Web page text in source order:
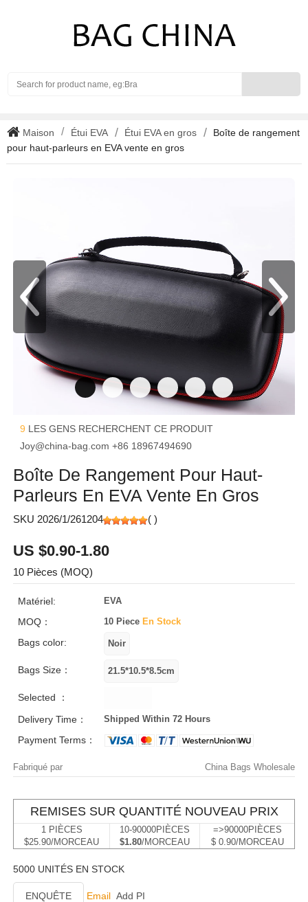
Maison Étui EVA Étui EVA en gros
Boîte de rangement
pour haut-parleurs en EVA vente en gros
9 LES GENS RECHERCHENT CE PRODUIT
Joy@china-bag.com +86 18967494690
Boîte De Rangement Pour Haut-
Parleurs En EVA Vente En Gros
SKU 2026/1/261204 ( )
US $0.90-1.80
10 Pièces (MOQ)
Matériel: EVA
MOQ： 10 Piece En Stock
Bags color:
Bags Size：
Selected ：
Delivery Time：
Shipped Within 72 Hours
Payment Terms：
Fabriqué par China Bags Wholesale
REMISES SUR QUANTITÉ NOUVEAU PRIX
1 PIÈCES
$25.90/MORCEAU
10-90000PIÈCES
$1.80/MORCEAU
=>90000PIÈCES
$ 0.90/MORCEAU
5000 UNITÉS EN STOCK
ENQUÊTE Email Add PI